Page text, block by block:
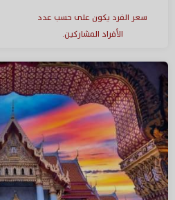
سعر الفرد يكون على حسب عدد
الأفراد المشاركين.